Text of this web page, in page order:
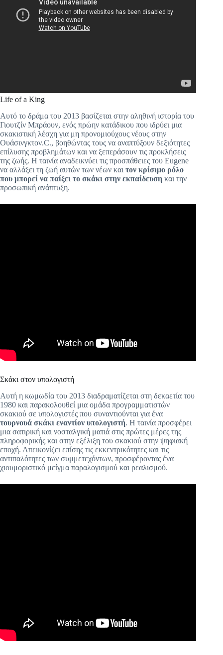
Life of a King
Αυτό το δράμα του 2013 βασίζεται στην αληθινή ιστορία του
Γιουτζίν Μπράουν, ενός πρώην κατάδικου που ιδρύει μια
σκακιστική λέσχη για μη προνομιούχους νέους στην
Ουάσινγκτον.C., βοηθώντας τους να αναπτύξουν δεξιότητες
επίλυσης προβλημάτων και να ξεπεράσουν τις προκλήσεις
της ζωής. Η ταινία αναδεικνύει τις προσπάθειες του Eugene
να αλλάξει τη ζωή αυτών των νέων και τον κρίσιμο ρόλο
που μπορεί να παίξει το σκάκι στην εκπαίδευση και την
προσωπική ανάπτυξη.
Σκάκι στον υπολογιστή
Αυτή η κωμωδία του 2013 διαδραματίζεται στη δεκαετία του
1980 και παρακολουθεί μια ομάδα προγραμματιστών
σκακιού σε υπολογιστές που συναντιούνται για ένα
τουρνουά σκάκι εναντίον υπολογιστή. Η ταινία προσφέρει
μια σατιρική και νοσταλγική ματιά στις πρώτες μέρες της
πληροφορικής και στην εξέλιξη του σκακιού στην ψηφιακή
εποχή. Απεικονίζει επίσης τις εκκεντρικότητες και τις
αντιπαλότητες των συμμετεχόντων, προσφέροντας ένα
χιουμοριστικό μείγμα παραλογισμού και ρεαλισμού.